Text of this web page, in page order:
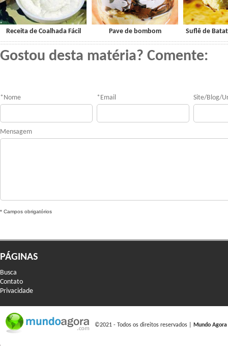
Receita de Coalhada Fácil Pave de bombom Suflê de
Gostou desta matéria? Comente:
* Nome * Email Site/Blog/
Mensagem
* Campos obrigatórios
PÁGINAS
Busca
Contato
Privacidade
©2021 - Todos os direitos reservados | Mundo Agora